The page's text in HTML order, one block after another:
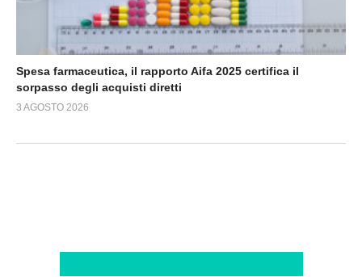
Spesa farmaceutica, il rapporto Aifa 2025 certifica il
sorpasso degli acquisti diretti
3 AGOSTO 2026